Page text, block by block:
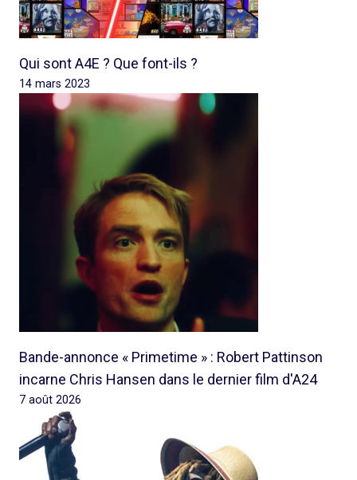
Qui sont A4E ? Que font-ils ?
14 mars 2023
Bande-annonce « Primetime » : Robert Pattinson
incarne Chris Hansen dans le dernier film d'A24
7 août 2026